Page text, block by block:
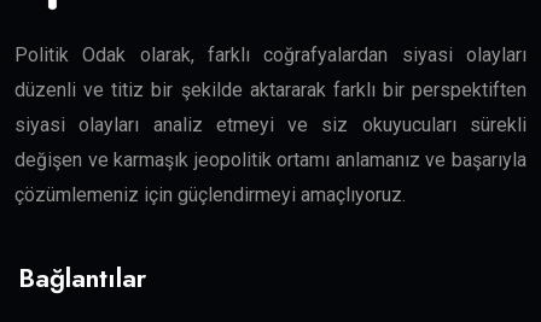
Politik Odak olarak, farklı coğrafyalardan siyasi olayları
düzenli ve titiz bir şekilde aktararak farklı bir perspektiften
siyasi olayları analiz etmeyi ve siz okuyucuları sürekli
değişen ve karmaşık jeopolitik ortamı anlamanız ve başarıyla
çözümlemeniz için güçlendirmeyi amaçlıyoruz.
Bağlantılar